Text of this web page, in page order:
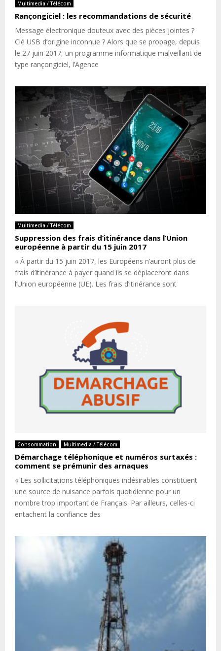
Multimedia / Télécom
Rançongiciel : les recommandations de sécurité
Message électronique douteux avec des pièces jointes ?
Clé USB d’origine inconnue ? Alors que se propage, depuis
le 27 juin 2017, un programme informatique malveillant de
type rançongiciel, l’Agence
Multimedia / Télécom
Suppression des frais d’itinérance dans l’Union
européenne à partir du 15 juin 2017
« À partir du 15 juin 2017, les Européens n’auront plus de
frais d’itinérance à payer quand ils se déplaceront dans
l’Union européenne (UE). Les frais d’itinérance sont
Consommation Multimedia / Télécom
Démarchage téléphonique et numéros surtaxés :
comment se prémunir des arnaques
« Les sollicitations téléphoniques indésirables constituent
une source de nuisance parfois quotidienne pour un
nombre trop important de Français. Par ailleurs, celles-ci
entachent la confiance des